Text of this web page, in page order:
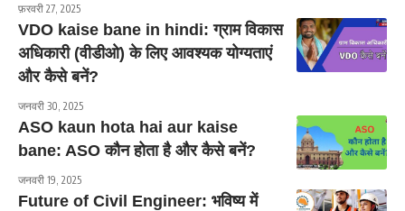
फ़रवरी 27, 2025
VDO kaise bane in hindi: ग्राम विकास
अधिकारी (वीडीओ) के लिए आवश्यक योग्यताएं
और कैसे बनें?
जनवरी 30, 2025
ASO kaun hota hai aur kaise
bane: ASO कौन होता है और कैसे बनें?
जनवरी 19, 2025
Future of Civil Engineer: भविष्य में